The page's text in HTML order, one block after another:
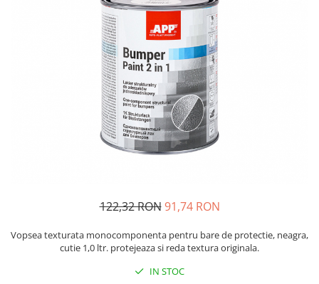
Sisteme si pahare PPS
122,32 RON 91,74 RON
Vopsea texturata monocomponenta pentru bare de protectie, neagra,
cutie 1,0 ltr. protejeaza si reda textura originala.
IN STOC